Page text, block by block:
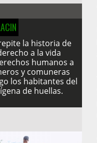
la historia de
a la vida
humanos a
y comuneras
los habitantes del
de huellas.